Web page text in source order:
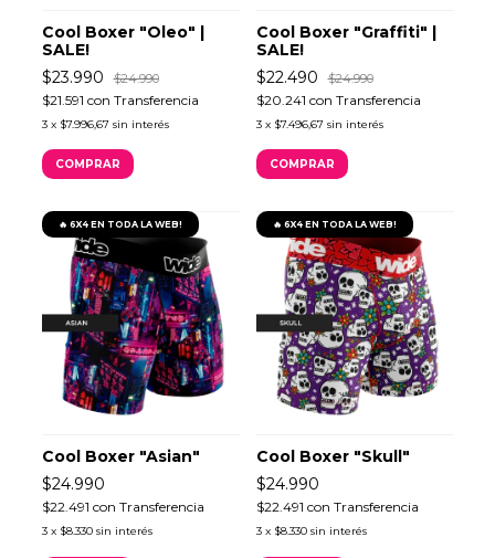
Cool Boxer "Oleo" |
SALE!
$23.990
$24.990
$21.591 con Transferencia
3 x $7.996,67 sin interés
COMPRAR
Cool Boxer "Graffiti" |
SALE!
$22.490
$24.990
$20.241 con Transferencia
3 x $7.496,67 sin interés
COMPRAR
🔥 6X4 EN TODA LA WEB!
Cool Boxer "Asian"
$24.990
$22.491 con Transferencia
3 x $8.330 sin interés
🔥 6X4 EN TODA LA WEB!
Cool Boxer "Skull"
$24.990
$22.491 con Transferencia
3 x $8.330 sin interés